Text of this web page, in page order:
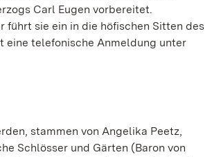
Carl Eugen vorbereitet.
führt sie ein in die höfischen Sitten des
eine telefonische Anmeldung unter
stammen von Angelika Peetz,
Schlösser und Gärten (Baron von